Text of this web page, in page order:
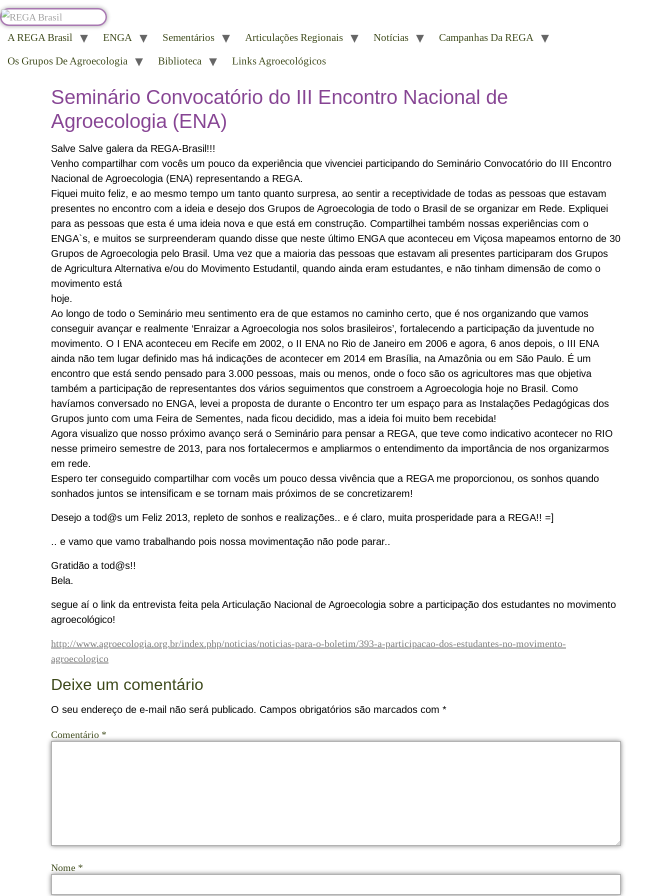
A REGA Brasil ENGA Sementários Articulações Regionais Notícias
Campanhas Da REGA
Os Grupos De Agroecologia
Biblioteca Links Agroecológicos
Seminário Convocatório do III Encontro Nacional de
Agroecologia (ENA)
Salve Salve galera da REGA-Brasil!!!
Venho compartilhar com vocês um pouco da experiência que vivenciei participando do Seminário Convocatório do III Encontro
Nacional de Agroecologia (ENA) representando a REGA.
Fiquei muito feliz, e ao mesmo tempo um tanto quanto surpresa, ao sentir a receptividade de todas as pessoas que estavam
presentes no encontro com a ideia e desejo dos Grupos de Agroecologia de todo o Brasil de se organizar em Rede. Expliquei
para as pessoas que esta é uma ideia nova e que está em construção. Compartilhei também nossas experiências com o
ENGA`s, e muitos se surpreenderam quando disse que neste último ENGA que aconteceu em Viçosa mapeamos entorno de 30
Grupos de Agroecologia pelo Brasil. Uma vez que a maioria das pessoas que estavam ali presentes participaram dos Grupos
de Agricultura Alternativa e/ou do Movimento Estudantil, quando ainda eram estudantes, e não tinham dimensão de como o
movimento está
hoje.
Ao longo de todo o Seminário meu sentimento era de que estamos no caminho certo, que é nos organizando que vamos
conseguir avançar e realmente ‘Enraizar a Agroecologia nos solos brasileiros’, fortalecendo a participação da juventude no
movimento. O I ENA aconteceu em Recife em 2002, o II ENA no Rio de Janeiro em 2006 e agora, 6 anos depois, o III ENA
ainda não tem lugar definido mas há indicações de acontecer em 2014 em Brasília, na Amazônia ou em São Paulo. É um
encontro que está sendo pensado para 3.000 pessoas, mais ou menos, onde o foco são os agricultores mas que objetiva
também a participação de representantes dos vários seguimentos que constroem a Agroecologia hoje no Brasil. Como
havíamos conversado no ENGA, levei a proposta de durante o Encontro ter um espaço para as Instalações Pedagógicas dos
Grupos junto com uma Feira de Sementes, nada ficou decidido, mas a ideia foi muito bem recebida!
Agora visualizo que nosso próximo avanço será o Seminário para pensar a REGA, que teve como indicativo acontecer no RIO
nesse primeiro semestre de 2013, para nos fortalecermos e ampliarmos o entendimento da importância de nos organizarmos
em rede.
Espero ter conseguido compartilhar com vocês um pouco dessa vivência que a REGA me proporcionou, os sonhos quando
sonhados juntos se intensificam e se tornam mais próximos de se concretizarem!
Desejo a tod@s um Feliz 2013, repleto de sonhos e realizações.. e é claro, muita prosperidade para a REGA!! =]
.. e vamo que vamo trabalhando pois nossa movimentação não pode parar..
Gratidão a tod@s!!
Bela.
segue aí o link da entrevista feita pela Articulação Nacional de Agroecologia sobre a participação dos estudantes no movimento
agroecológico!
http://www.agroecologia.org.br/index.php/noticias/noticias-para-o-boletim/393-a-participacao-dos-estudantes-no-movimento-
agroecologico
Deixe um comentário
O seu endereço de e-mail não será publicado. Campos obrigatórios são marcados com *
Comentário *
Nome *